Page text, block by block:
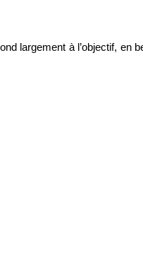
largement à l’objectif, en